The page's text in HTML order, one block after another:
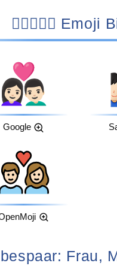
👩🏻‍❤️‍👨🏻
Google
Liebespaar: